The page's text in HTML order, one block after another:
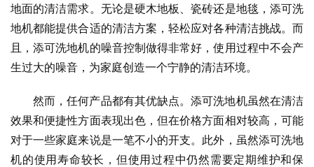
地面的清洁需求。无论是硬木地板、瓷砖还是地毯，添可洗
地机都能提供合适的清洁方案，轻松应对各种清洁挑战。而
且，添可洗地机的噪音控制做得非常好，使用过程中不会产
生过大的噪音，为家庭创造一个宁静的清洁环境。
然而，任何产品都有其优缺点。添可洗地机虽然在清洁
效果和便捷性方面表现出色，但在价格方面相对较高，可能
对于一些家庭来说是一笔不小的开支。此外，虽然添可洗地
机的使用寿命较长，但使用过程中仍然需要定期维护和保